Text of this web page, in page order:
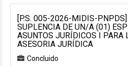
[P.S. 005-2026-MIDIS-
SUPLENCIA DE UN/A (01)
ASUNTOS JURÍDICOS I PARA
ASESORIA JURÍDICA
Concluido